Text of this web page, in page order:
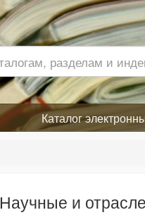
Каталог
Научные и